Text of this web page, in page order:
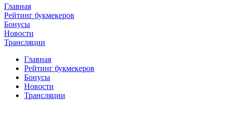
Главная
Рейтинг букмекеров
Бонусы
Новости
Трансляции
Главная
Рейтинг букмекеров
Бонусы
Новости
Трансляции